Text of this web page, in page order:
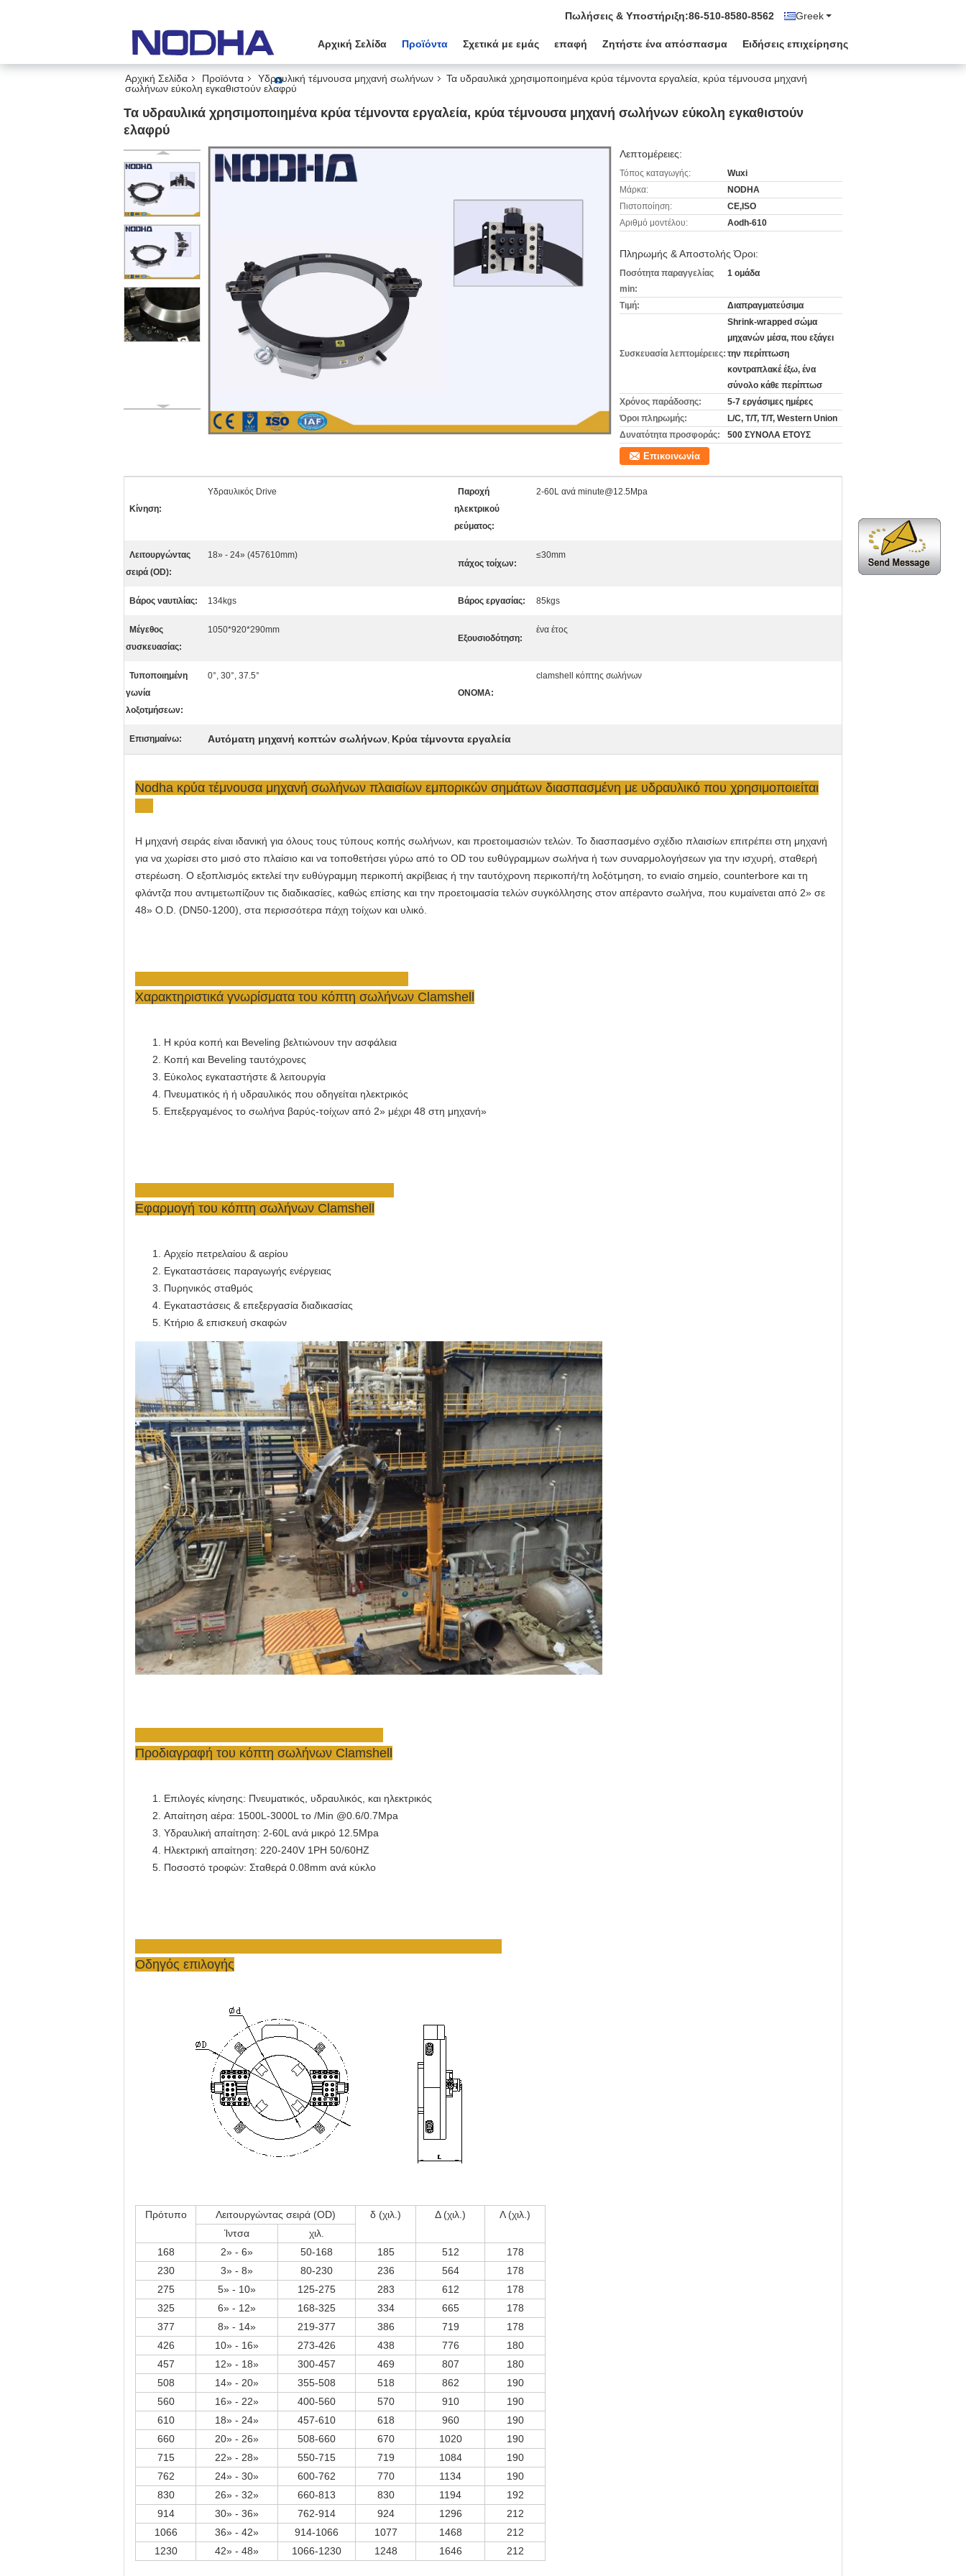
Greek
Πωλήσεις & Υποστήριξη:86-510-8580-8562
Αρχική Σελίδα Προϊόντα Σχετικά με εμάς επαφή Ζητήστε ένα απόσπασμα Ειδήσεις επιχείρησης
Αρχική Σελίδα Προϊόντα Υδραυλική τέμνουσα μηχανή σωλήνων
Τα υδραυλικά χρησιμοποιημένα κρύα τέμνοντα εργαλεία, κρύα τέμνουσα μηχανή
σωλήνων εύκολη εγκαθιστούν ελαφρύ
Τα υδραυλικά χρησιμοποιημένα κρύα τέμνοντα εργαλεία, κρύα τέμνουσα μηχανή σωλήνων εύκολη εγκαθιστούν
ελαφρύ
Λεπτομέρειες:
Τόπος καταγωγής:
Wuxi
Μάρκα:
NODHA
Πιστοποίηση:
CE,ISO
Αριθμό μοντέλου:
Aodh-610
Πληρωμής & Αποστολής Όροι:
Ποσότητα παραγγελίας
min:
1 ομάδα
Τιμή: Διαπραγματεύσιμα
Συσκευασία λεπτομέρειες:
Shrink-wrapped σώμα
μηχανών μέσα, που εξάγει
την περίπτωση
κοντραπλακέ έξω, ένα
σύνολο κάθε περίπτωσ
Χρόνος παράδοσης:
5-7 εργάσιμες ημέρες
Όροι πληρωμής:
L/C, T/T, T/T, Western Union
Δυνατότητα προσφοράς:
500 ΣΥΝΟΛΑ ΕΤΟΥΣ
Επικοινωνία
Κίνηση:
Υδραυλικός Drive
Παροχή
ηλεκτρικού
ρεύματος:
2-60L ανά minute@12.5Mpa
Λειτουργώντας
σειρά (OD):
18» - 24» (457610mm)
πάχος τοίχων:
≤30mm
Βάρος ναυτιλίας: 134kgs Βάρος εργασίας: 85kgs
Μέγεθος
συσκευασίας:
1050*920*290mm
Εξουσιοδότηση:
ένα έτος
Τυποποιημένη
γωνία
λοξοτμήσεων:
0°, 30°, 37.5°
ΟΝΟΜΑ:
clamshell κόπτης σωλήνων
Επισημαίνω: Αυτόματη μηχανή κοπτών σωλήνων, Κρύα τέμνοντα εργαλεία
Nodha κρύα τέμνουσα μηχανή σωλήνων πλαισίων εμπορικών σημάτων διασπασμένη με υδραυλικό που χρησιμοποιείται
Η μηχανή σειράς είναι ιδανική για όλους τους τύπους κοπής σωλήνων, και προετοιμασιών τελών. Το διασπασμένο σχέδιο πλαισίων επιτρέπει στη μηχανή
για να χωρίσει στο μισό στο πλαίσιο και να τοποθετήσει γύρω από το OD του ευθύγραμμων σωλήνα ή των συναρμολογήσεων για την ισχυρή, σταθερή
στερέωση. Ο εξοπλισμός εκτελεί την ευθύγραμμη περικοπή ακρίβειας ή την ταυτόχρονη περικοπή/τη λοξότμηση, το ενιαίο σημείο, counterbore και τη
φλάντζα που αντιμετωπίζουν τις διαδικασίες, καθώς επίσης και την προετοιμασία τελών συγκόλλησης στον απέραντο σωλήνα, που κυμαίνεται από 2» σε
48» O.D. (DN50-1200), στα περισσότερα πάχη τοίχων και υλικό.
Χαρακτηριστικά γνωρίσματα του κόπτη σωλήνων Clamshell
Η κρύα κοπή και Beveling βελτιώνουν την ασφάλεια
Κοπή και Beveling ταυτόχρονες
Εύκολος εγκαταστήστε & λειτουργία
Πνευματικός ή ή υδραυλικός που οδηγείται ηλεκτρικός
Επεξεργαμένος το σωλήνα βαρύς-τοίχων από 2» μέχρι 48 στη μηχανή»
Εφαρμογή του κόπτη σωλήνων Clamshell
Αρχείο πετρελαίου & αερίου
Εγκαταστάσεις παραγωγής ενέργειας
Πυρηνικός σταθμός
Εγκαταστάσεις & επεξεργασία διαδικασίας
Κτήριο & επισκευή σκαφών
Προδιαγραφή του κόπτη σωλήνων Clamshell
Επιλογές κίνησης: Πνευματικός, υδραυλικός, και ηλεκτρικός
Απαίτηση αέρα: 1500L-3000L το /Min @0.6/0.7Mpa
Υδραυλική απαίτηση: 2-60L ανά μικρό 12.5Mpa
Ηλεκτρική απαίτηση: 220-240V 1PH 50/60HZ
Ποσοστό τροφών: Σταθερά 0.08mm ανά κύκλο
Οδηγός επιλογής
Πρότυπο Λειτουργώντας σειρά (OD) δ (χιλ.) Δ (χιλ.)
Λ (χιλ.)
Ίντσα
χιλ.
168
2» - 6» 50-168 185 512
178
230
3» - 8» 80-230 236 564
178
275
5» - 10» 125-275 283 612
178
325
6» - 12» 168-325 334 665
178
377
8» - 14» 219-377 386 719
178
426
10» - 16» 273-426 438 776
180
457
12» - 18» 300-457 469 807
180
508
14» - 20» 355-508 518 862
190
560
16» - 22» 400-560 570 910
190
610
18» - 24» 457-610 618 960
190
660
20» - 26» 508-660 670 1020
190
715
22» - 28» 550-715 719 1084
190
762
24» - 30» 600-762 770 1134
190
830
26» - 32» 660-813 830 1194
192
914
30» - 36» 762-914 924 1296
212
1066
36» - 42» 914-1066 1077 1468
212
1230
42» - 48» 1066-1230 1248 1646 212